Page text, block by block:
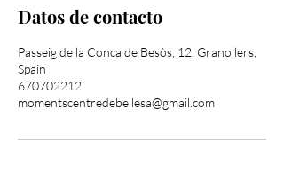
Datos de contacto
Passeig de la Conca de Besòs, 12, Granollers,
Spain
670702212
momentscentredebellesa@gmail.com